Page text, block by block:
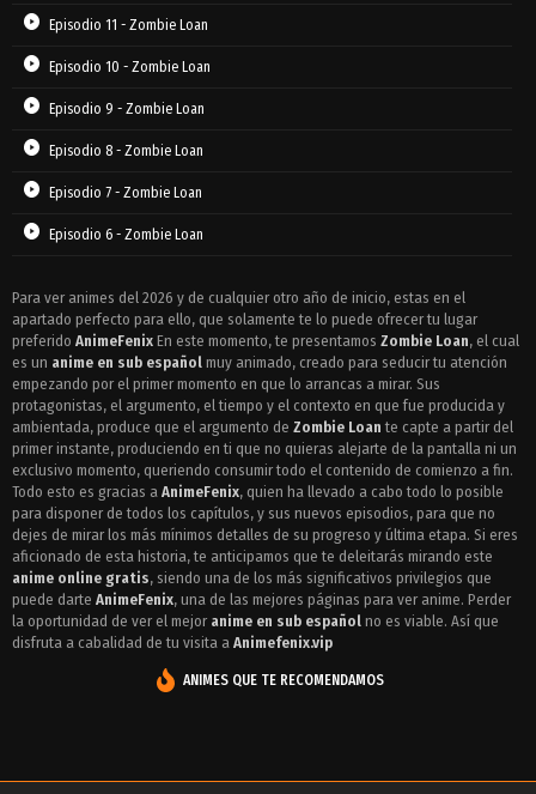
Episodio 11 - Zombie Loan
Episodio 10 - Zombie Loan
Episodio 9 - Zombie Loan
Episodio 8 - Zombie Loan
Episodio 7 - Zombie Loan
Episodio 6 - Zombie Loan
Episodio 4 - Zombie Loan
Episodio 3 - Zombie Loan
Episodio 2 - Zombie Loan
Episodio 1 - Zombie Loan
Para ver animes del 2026 y de cualquier otro año de inicio, estas en el
apartado perfecto para ello, que solamente te lo puede ofrecer tu lugar
preferido AnimeFenix En este momento, te presentamos Zombie Loan, el cual
es un anime en sub español muy animado, creado para seducir tu atención
empezando por el primer momento en que lo arrancas a mirar. Sus
protagonistas, el argumento, el tiempo y el contexto en que fue producida y
ambientada, produce que el argumento de Zombie Loan te capte a partir del
primer instante, produciendo en ti que no quieras alejarte de la pantalla ni un
exclusivo momento, queriendo consumir todo el contenido de comienzo a fin.
Todo esto es gracias a AnimeFenix, quien ha llevado a cabo todo lo posible
para disponer de todos los capítulos, y sus nuevos episodios, para que no
dejes de mirar los más mínimos detalles de su progreso y última etapa. Si eres
aficionado de esta historia, te anticipamos que te deleitarás mirando este
anime online gratis, siendo una de los más significativos privilegios que
puede darte AnimeFenix, una de las mejores páginas para ver anime. Perder
la oportunidad de ver el mejor anime en sub español no es viable. Así que
disfruta a cabalidad de tu visita a Animefenix.vip
ANIMES QUE TE RECOMENDAMOS